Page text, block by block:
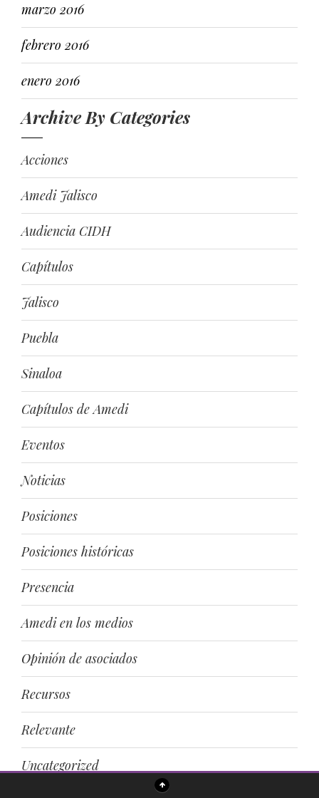
marzo 2016
febrero 2016
enero 2016
Archive By Categories
Acciones
Amedi Jalisco
Audiencia CIDH
Capítulos
Jalisco
Puebla
Sinaloa
Capítulos de Amedi
Eventos
Noticias
Posiciones
Posiciones históricas
Presencia
Amedi en los medios
Opinión de asociados
Recursos
Relevante
Uncategorized